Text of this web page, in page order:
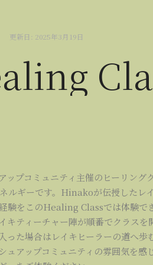
更新日: 2025年3月19日
ップコミュニティ主催のヒーリング
ルギーです。Hinakoが伝授したレ
験をこのHealing Classでは体験でき
ティーチャー陣が順番でクラスを
た場合はレイキヒーラーの道へ歩
ュアップコミュニティの雰囲気を感